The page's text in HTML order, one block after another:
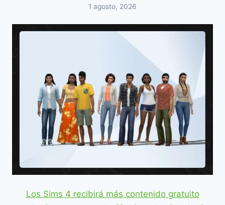
1 agosto, 2026
Los Sims 4 recibirá más contenido gratuito